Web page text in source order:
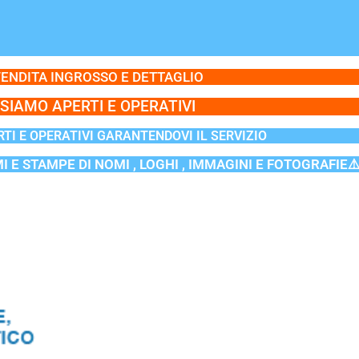
INGROSSO E DETTAGLIO
SIAMO APERTI E OPERATIVI
E OPERATIVI GARANTENDOVI IL SERVIZIO
E STAMPE DI NOMI , LOGHI , IMMAGINI E